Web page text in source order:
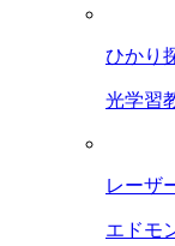
ひかり
光学習
レーザ
エドモ